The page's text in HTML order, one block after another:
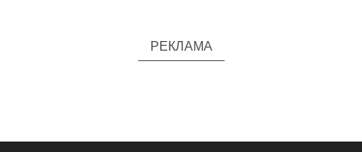
РЕКЛАМА